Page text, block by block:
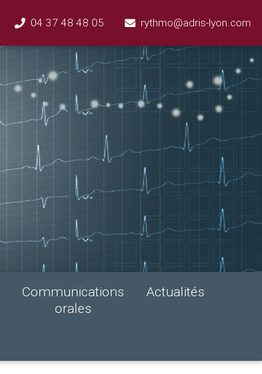
04 37 48 48 05 rythmo@adris-lyon.com
Communications
orales
Actualités